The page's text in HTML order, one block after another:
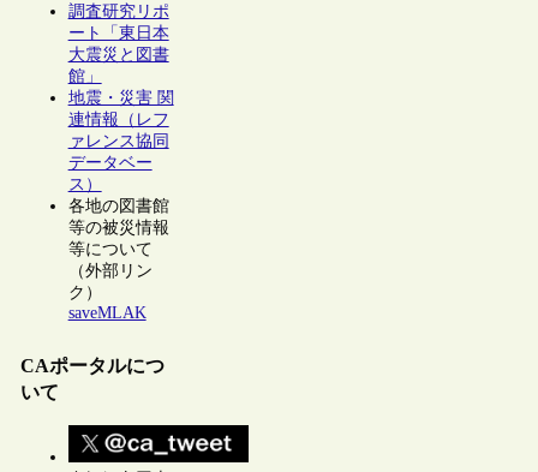
調査研究リポ
ート「東日本
大震災と図書
館」
地震・災害 関
連情報（レフ
ァレンス協同
データベー
ス）
各地の図書館
等の被災情報
等について
（外部リン
ク）
saveMLAK
CAポータルにつ
いて